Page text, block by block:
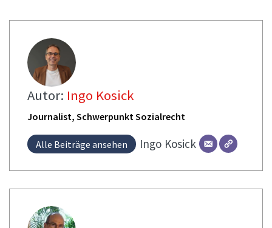
Autor: Ingo Kosick
Journalist, Schwerpunkt Sozialrecht
Alle Beiträge ansehen Ingo Kosick